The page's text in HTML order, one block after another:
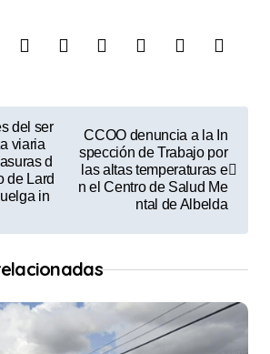
del ser
viaria
d
de Lard
in
CCOO denuncia a la In
spección de Trabajo por
las altas temperaturas e
n el Centro de Salud Me
ntal de Albelda